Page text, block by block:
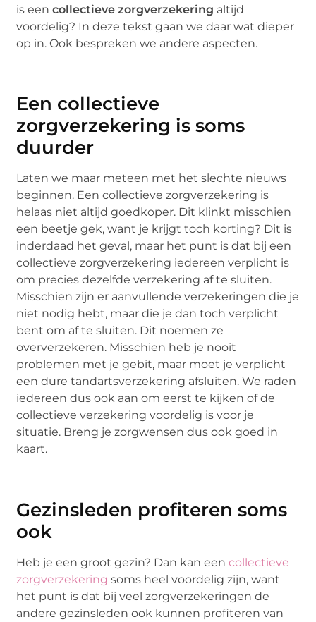
is eencollectieve zorgverzekering altijd
voordelig? In deze tekst gaan we daar wat dieper
op in. Ook bespreken we andere aspecten.
Een collectieve
zorgverzekering is soms
duurder
Laten we maar meteen met het slechte nieuws
beginnen. Een collectieve zorgverzekering is
helaas niet altijd goedkoper. Dit klinkt misschien
een beetje gek, want je krijgt toch korting? Dit is
inderdaad het geval, maar het punt is dat bij een
collectieve zorgverzekering iedereen verplicht is
om precies dezelfde verzekering af te sluiten.
Misschien zijn er aanvullende verzekeringen die je
niet nodig hebt, maar die je dan toch verplicht
bent om af te sluiten. Dit noemen ze
oververzekeren. Misschien heb je nooit
problemen met je gebit, maar moet je verplicht
een dure tandartsverzekering afsluiten. We raden
iedereen dus ook aan om eerst te kijken of de
collectieve verzekering voordelig is voor je
situatie. Breng je zorgwensen dus ook goed in
kaart.
Gezinsleden profiteren soms
ook
Heb je een groot gezin? Dan kan eencollectieve
zorgverzekering soms heel voordelig zijn, want
het punt is dat bij veel zorgverzekeringen de
andere gezinsleden ook kunnen profiteren van